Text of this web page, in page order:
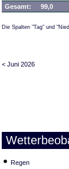
Gesamt:
99,0
Die Spalten "Tag" und
< Juni 2026
Regen